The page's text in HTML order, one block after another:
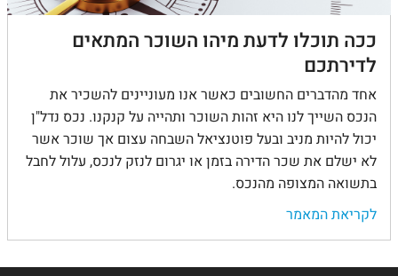
ככה תוכלו לדעת מיהו השוכר המתאים
לדירתכם
אחד מהדברים החשובים כאשר אנו מעוניינים להשכיר את
הנכס השייך לנו היא זהות השוכר ותהייה על קנקנו. נכס נדל"ן
יכול להיות מניב ובעל פוטנציאל השבחה עצום אך שוכר אשר
לא ישלם את שכר הדירה בזמן או יגרום לנזק לנכס, עלול לחבל
בתשואה המצופה מהנכס.
לקריאת המאמר